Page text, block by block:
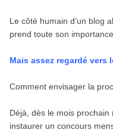
Le côté humain d’un blog
prend toute son
Mais assez regardé vers
Comment envisager la
Déjà, dès le mois prochain
instaurer un concours